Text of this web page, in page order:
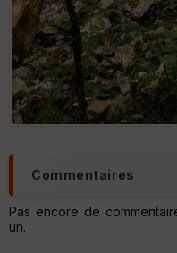
Commentaires
Pas encore de
un.